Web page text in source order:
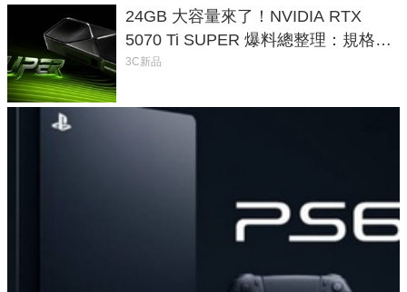
24GB 大容量來了！NVIDIA RTX
5070 Ti SUPER 爆料總整理：規格、
功耗、上市時間
3C新品